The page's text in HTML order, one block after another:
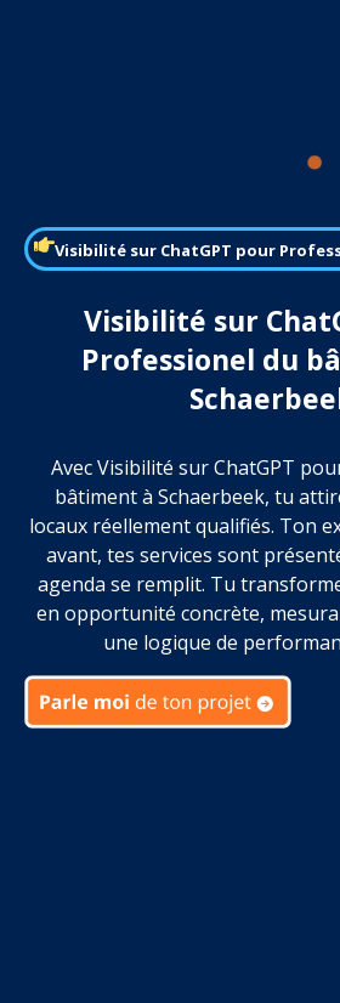
Visibilité sur ChatGPT pour
Visibilité sur
Professionel du
Avec Visibilité sur ChatGPT
bâtiment à Schaerbeek, tu
locaux réellement qualifiés. Ton
avant, tes services sont
agenda se remplit. Tu
en opportunité concrète,
une logique de